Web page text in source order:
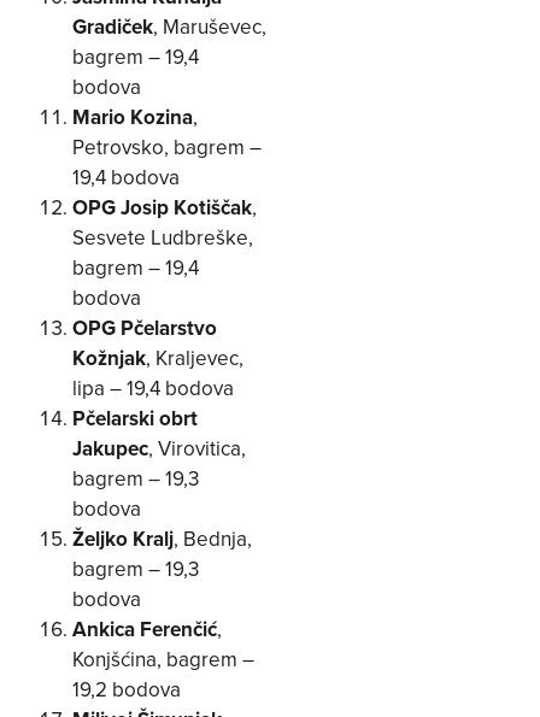
Gradiček, Maruševec,
bagrem – 19,4
bodova
Mario Kozina,
Petrovsko, bagrem –
19,4 bodova
OPG Josip Kotiščak,
Sesvete Ludbreške,
bagrem – 19,4
bodova
OPG Pčelarstvo
Kožnjak, Kraljevec,
lipa – 19,4 bodova
Pčelarski obrt
Jakupec, Virovitica,
bagrem – 19,3
bodova
Željko Kralj, Bednja,
bagrem – 19,3
bodova
Ankica Ferenčić,
Konjšćina, bagrem –
19,2 bodova